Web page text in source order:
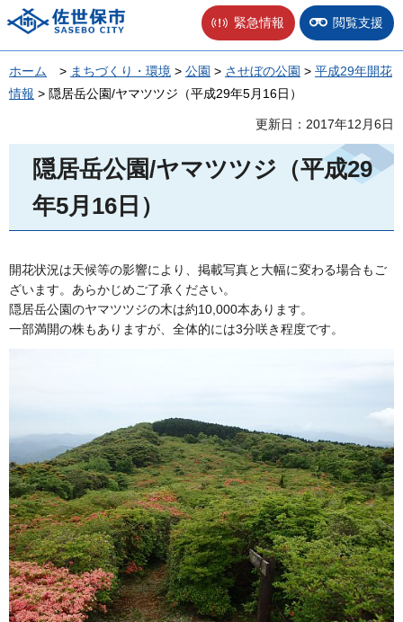
佐世保市 緊急情報 閲覧支援
ホーム > まちづくり・環境 > 公園 > させぼの公園 > 平成29年開花
情報 > 隠居岳公園/ヤマツツジ（平成29年5月16日）
更新日：2017年12月6日
隠居岳公園/ヤマツツジ（平成29
年5月16日）
開花状況は天候等の影響により、掲載写真と大幅に変わる場合もご
ざいます。あらかじめご了承ください。
隠居岳公園のヤマツツジの木は約10,000本あります。
一部満開の株もありますが、全体的には3分咲き程度です。